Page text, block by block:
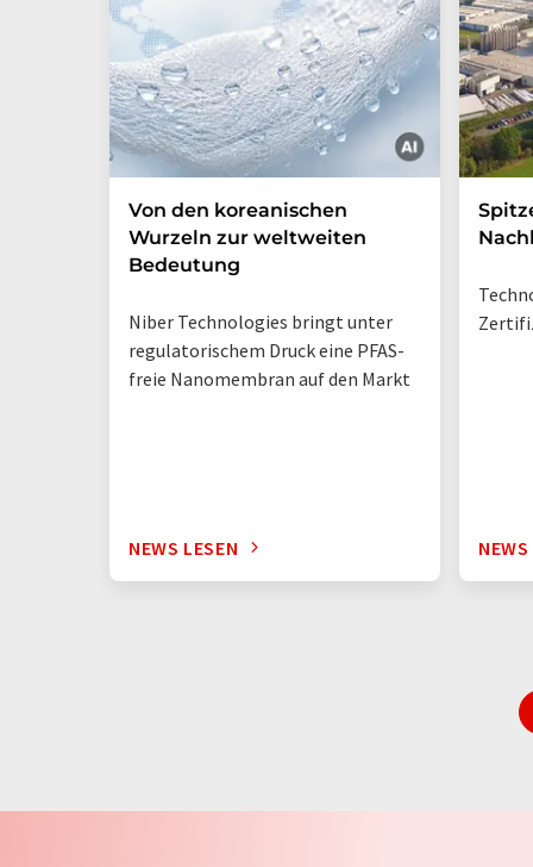
Von den koreanischen
Wurzeln zur weltweiten
Bedeutung
Niber Technologies bringt unter
regulatorischem Druck eine PFAS-
freie Nanomembran auf den Markt
NEWS LESEN